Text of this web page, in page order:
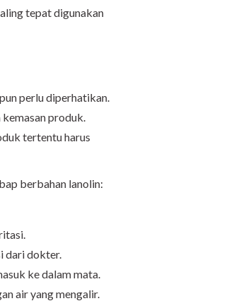
tepat digunakan
perlu diperhatikan.
produk.
tertentu harus
berbahan lanolin:
dari dokter.
ke dalam mata.
air yang mengalir.